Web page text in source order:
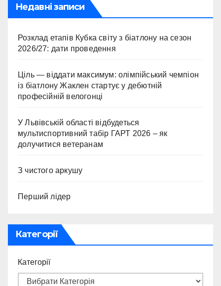
Недавні записи
Розклад етапів Кубка світу з біатлону на сезон
2026/27: дати проведення
Ціль — віддати максимум: олімпійський чемпіон
із біатлону Жаклен стартує у дебютній
професійній велогонці
У Львівській області відбудеться
мультиспортивний табір ГАРТ 2026 – як
долучитися ветеранам
З чистого аркушу
Перший лідер
Категорії
Категорії